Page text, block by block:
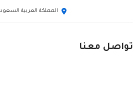
المملكة العربية
تواصل معنا